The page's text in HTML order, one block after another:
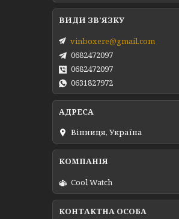
vinboxere@gmail.com
0682472097
0682472097
0631827972
Вінниця, Україна
Cool Watch